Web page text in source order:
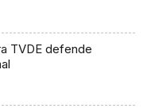
TVDE defende